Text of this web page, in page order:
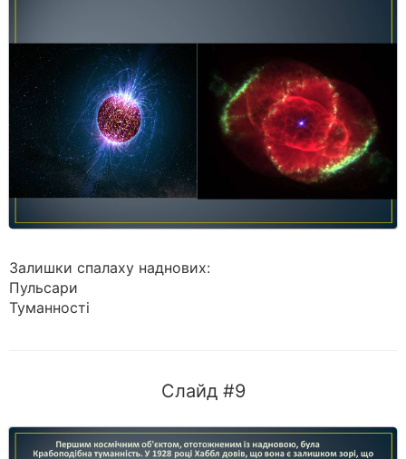
Залишки спалаху наднових:
Пульсари
Туманності
Слайд #9